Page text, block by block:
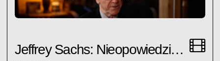
Jeffrey Sachs: Nieopowiedziana historia